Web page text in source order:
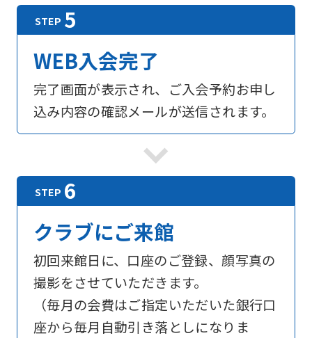
WEB入会完了
完了画面が表示され、ご入会予約お申し
込み内容の確認メールが送信されます。
クラブにご来館
初回来館日に、口座のご登録、顔写真の
撮影をさせていただきます。
（毎月の会費はご指定いただいた銀行口
座から毎月自動引き落としになりま
For
foreigners
Sports
official
website
is
automatically
translated